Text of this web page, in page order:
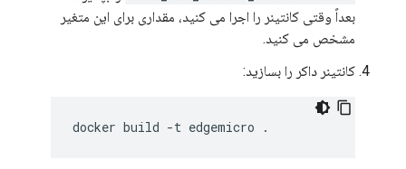
بعداً وقتی کانتینر را اجرا می کنید، مقداری برای این متغیر
مشخص می کنید.
کانتینر داکر را بسازید: